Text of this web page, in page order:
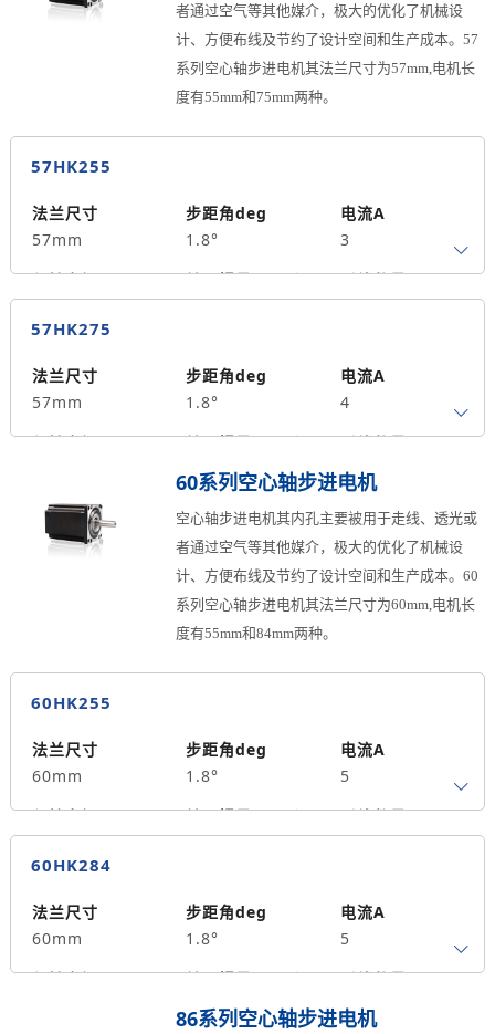
者通过空气等其他媒介，极大的优化了机械设
计、方便布线及节约了设计空间和生产成本。57
系列空心轴步进电机其法兰尺寸为57mm,电机长
度有55mm和75mm两种。
57HK255
法兰尺寸
57mm
步距角deg
1.8°
电流A
3
保持力矩N.m
0.9
转子惯量g.cm²
300
引线数量
4
55
0.65
4.2
57HK275
法兰尺寸
57mm
步距角deg
1.8°
电流A
4
保持力矩N.m
转子惯量g.cm²
500
引线数量
4
马达长度mm
75
重量kg
1.4
中空孔径mm
4.2
60系列空心轴步进电机
空心轴步进电机其内孔主要被用于走线、透光或
者通过空气等其他媒介，极大的优化了机械设
计、方便布线及节约了设计空间和生产成本。60
系列空心轴步进电机其法兰尺寸为60mm,电机长
度有55mm和84mm两种。
60HK255
法兰尺寸
60mm
步距角deg
1.8°
电流A
5
保持力矩N.m
1.5
转子惯量g.cm²
590
引线数量
4
55
1.1
4.2
60HK284
法兰尺寸
60mm
步距角deg
1.8°
电流A
5
保持力矩N.m
转子惯量g.cm²
690
引线数量
4
86系列空心轴步进电机